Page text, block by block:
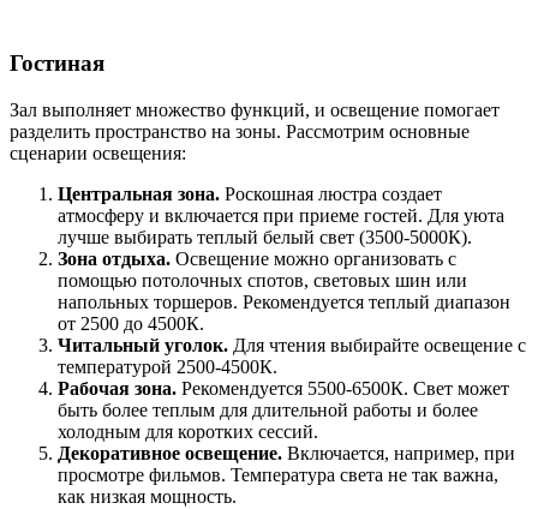
Гостиная
Зал выполняет множество функций, и освещение помогает
разделить пространство на зоны. Рассмотрим основные
сценарии освещения:
Центральная зона. Роскошная люстра создает
атмосферу и включается при приеме гостей. Для уюта
лучше выбирать теплый белый свет (3500-5000К).
Зона отдыха. Освещение можно организовать с
помощью потолочных спотов, световых шин или
напольных торшеров. Рекомендуется теплый диапазон
от 2500 до 4500К.
Читальный уголок. Для чтения выбирайте освещение с
температурой 2500-4500К.
Рабочая зона. Рекомендуется 5500-6500К. Свет может
быть более теплым для длительной работы и более
холодным для коротких сессий.
Декоративное освещение. Включается, например, при
просмотре фильмов. Температура света не так важна,
как низкая мощность.